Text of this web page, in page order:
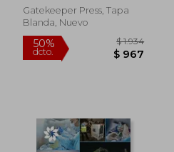
care provider and
avoiding the dangers
Inglés)
Gatekeeper Press, Tapa
Blanda, Nuevo